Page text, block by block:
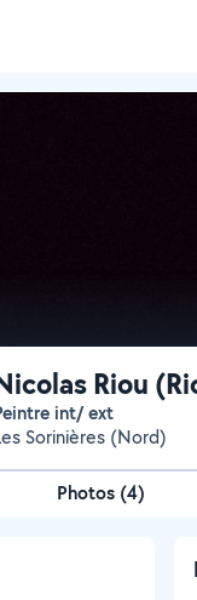
Riou
Peintre int/ ext
Sorinières (Nord)
Photos (4)